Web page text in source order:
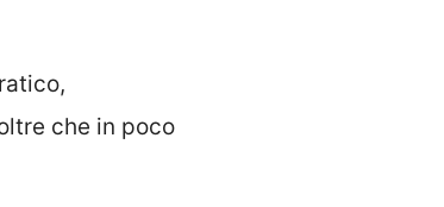
che in poco